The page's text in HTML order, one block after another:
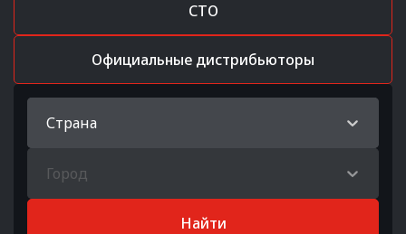
СТО
Официальные дистрибьюторы
Страна
Город
Найти